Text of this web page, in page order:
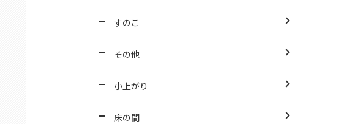
すのこ
その他
小上がり
床の間